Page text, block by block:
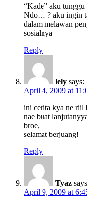
“Kade” aku
Ndo… ? aku ingin
dalam melawan
sosialnya
Reply
lely says:
April 4, 2009 at
ini cerita kya ne riil
nae buat
broe,
selamat berjuang!
Reply
Tyaz
April 9, 2009 at